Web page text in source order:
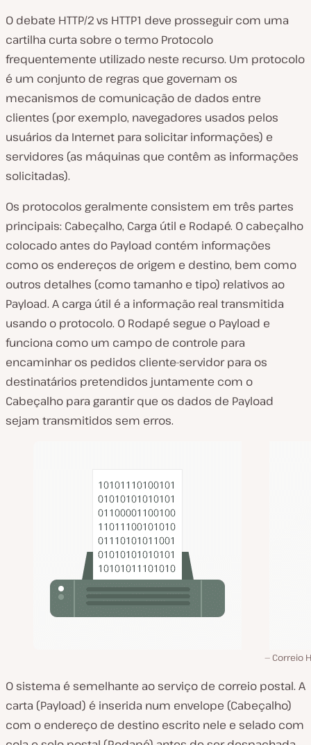
O debate HTTP/2 vs HTTP1 deve prosseguir com uma
cartilha curta sobre o termo Protocolo
frequentemente utilizado neste recurso. Um protocolo
é um conjunto de regras que governam os
mecanismos de comunicação de dados entre
clientes (por exemplo, navegadores usados pelos
usuários da Internet para solicitar informações) e
servidores (as máquinas que contêm as informações
solicitadas).
Os protocolos geralmente consistem em três partes
principais: Cabeçalho, Carga útil e Rodapé. O cabeçalho
colocado antes do Payload contém informações
como os endereços de origem e destino, bem como
outros detalhes (como tamanho e tipo) relativos ao
Payload. A carga útil é a informação real transmitida
usando o protocolo. O Rodapé segue o Payload e
funciona como um campo de controle para
encaminhar os pedidos cliente-servidor para os
destinatários pretendidos juntamente com o
Cabeçalho para garantir que os dados de Payload
sejam transmitidos sem erros.
Correio
O sistema é semelhante ao serviço de correio postal. A
carta (Payload) é inserida num envelope (Cabeçalho)
com o endereço de destino escrito nele e selado com